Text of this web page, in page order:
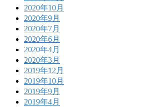
2020年10月
2020年9月
2020年7月
2020年6月
2020年4月
2020年3月
2019年12月
2019年10月
2019年9月
2019年4月